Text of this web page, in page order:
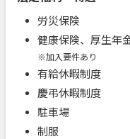
労災保険
健康保険、厚生年
※加入要件あり
有給休暇制度
慶弔休暇制度
駐車場
制服